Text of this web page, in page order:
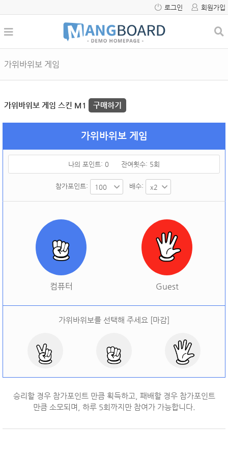
로그인 회원가입
가위바위보 게임
가위바위보 게임 스킨 M1 구매하기
가위바위보 게임
나의 포인트: 0 잔여횟수: 5회
참가포인트: 배수:
컴퓨터 Guest
가위바위보를 선택해 주세요 [마감]
오늘 승률: 오늘 결과: ]
승리할 경우 참가포인트 만큼 획득하고, 패배할 경우 참가포인트
만큼 소모되며, 하루 5회까지만 참여가 가능합니다.